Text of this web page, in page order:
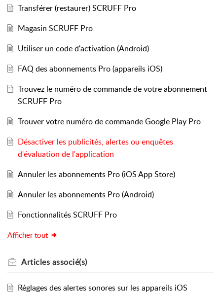
Transférer (restaurer) SCRUFF Pro
Magasin SCRUFF Pro
Utiliser un code d'activation (Android)
FAQ des abonnements Pro (appareils iOS)
Trouvez le numéro de commande de votre abonnement
SCRUFF Pro
Trouver votre numéro de commande Google Play Pro
Désactiver les publicités, alertes ou enquêtes
d'évaluation de l'application
Annuler les abonnements Pro (iOS App Store)
Annuler les abonnements Pro (Android)
Fonctionnalités SCRUFF Pro
Afficher tout
Articles associé(s)
Réglages des alertes sonores sur les appareils iOS